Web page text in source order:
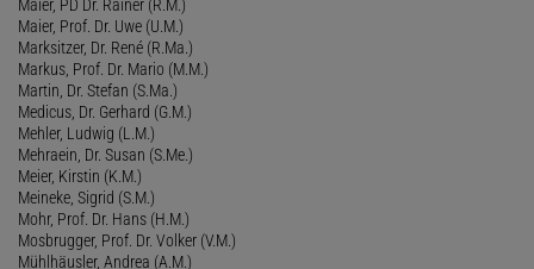
Maier, PD Dr. Rainer (R.M.)
Maier, Prof. Dr. Uwe (U.M.)
Marksitzer, Dr. René (R.Ma.)
Markus, Prof. Dr. Mario (M.M.)
Martin, Dr. Stefan (S.Ma.)
Medicus, Dr. Gerhard (G.M.)
Mehler, Ludwig (L.M.)
Mehraein, Dr. Susan (S.Me.)
Meier, Kirstin (K.M.)
Meineke, Sigrid (S.M.)
Mohr, Prof. Dr. Hans (H.M.)
Mosbrugger, Prof. Dr. Volker (V.M.)
Mühlhäusler, Andrea (A.M.)